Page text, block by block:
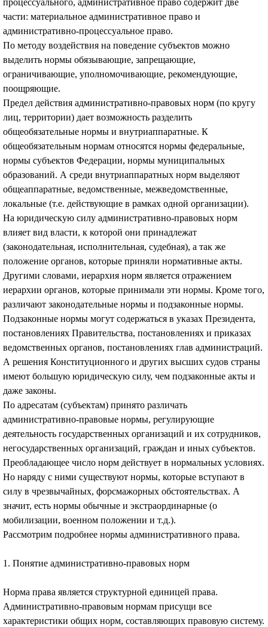
части: материальное административное право и
административно-процессуальное право.
По методу воздействия на поведение субъектов можно
выделить нормы обязывающие, запрещающие,
ограничивающие, уполномочивающие, рекомендующие,
поощряющие.
Предел действия административно-правовых норм (по кругу
лиц, территории) дает возможность разделить
общеобязательные нормы и внутриаппаратные. К
общеобязательным нормам относятся нормы федеральные,
нормы субъектов Федерации, нормы муниципальных
образований. А среди внутриаппаратных норм выделяют
общеаппаратные, ведомственные, межведомственные,
локальные (т.е. действующие в рамках одной организации).
На юридическую силу административно-правовых норм
влияет вид власти, к которой они принадлежат
(законодательная, исполнительная, судебная), а так же
положение органов, которые приняли нормативные акты.
Другими словами, иерархия норм является отражением
иерархии органов, которые принимали эти нормы. Кроме того,
различают законодательные нормы и подзаконные нормы.
Подзаконные нормы могут содержаться в указах Президента,
постановлениях Правительства, постановлениях и приказах
ведомственных органов, постановлениях глав администраций.
А решения Конституционного и других высших судов страны
имеют большую юридическую силу, чем подзаконные акты и
даже законы.
По адресатам (субъектам) принято различать
административно-правовые нормы, регулирующие
деятельность государственных организаций и их сотрудников,
негосударственных организаций, граждан и иных субъектов.
Преобладающее число норм действует в нормальных условиях.
Но наряду с ними существуют нормы, которые вступают в
силу в чрезвычайных, форсмажорных обстоятельствах. А
значит, есть нормы обычные и экстраординарные (о
мобилизации, военном положении и т.д.).
Рассмотрим подробнее нормы административного права.
1. Понятие административно-правовых норм
Норма права является структурной единицей права.
Административно-правовым нормам присущи все
характеристики общих норм, составляющих правовую систему.